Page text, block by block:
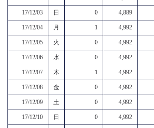
17/12/03 日 0 4,889
17/12/04 月 1 4,992
17/12/05 火 0 4,992
17/12/06 水 0 4,992
17/12/07 木 1 4,992
17/12/08 金 0 4,992
17/12/09 土 0 4,992
17/12/10 日 0 4,992